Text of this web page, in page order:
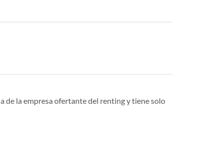
de la empresa ofertante del renting y tiene solo